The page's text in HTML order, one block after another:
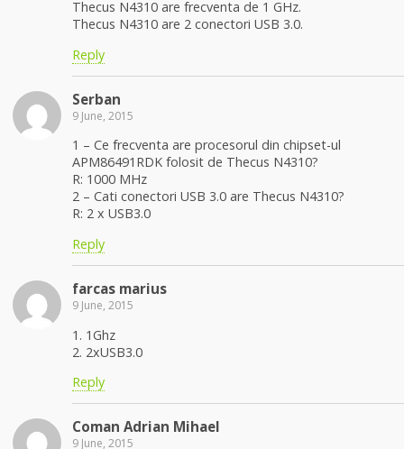
Thecus N4310 are frecventa de 1 GHz.
Thecus N4310 are 2 conectori USB 3.0.
Reply
Serban
9 June, 2015
1 – Ce frecventa are procesorul din chipset-ul
APM86491RDK folosit de Thecus N4310?
R: 1000 MHz
2 – Cati conectori USB 3.0 are Thecus N4310?
R: 2 x USB3.0
Reply
farcas marius
9 June, 2015
1. 1Ghz
2. 2xUSB3.0
Reply
Coman Adrian Mihael
9 June, 2015